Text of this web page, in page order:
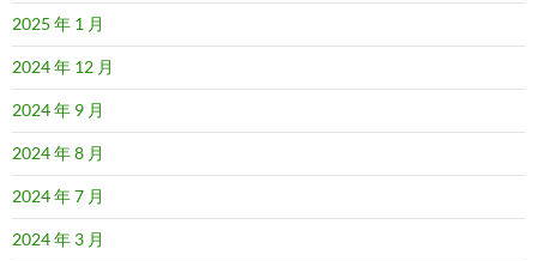
2025 年 1 月
2024 年 12 月
2024 年 9 月
2024 年 8 月
2024 年 7 月
2024 年 3 月